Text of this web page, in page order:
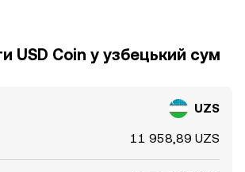
USD Coin у узбецький сум
UZS
11 958,89 UZS